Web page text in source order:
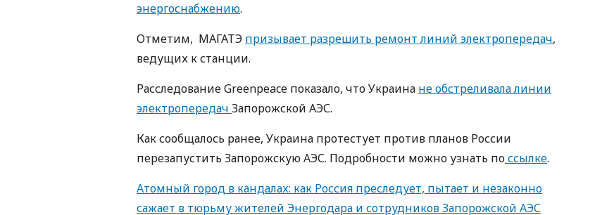
энергоснабжению.
Отметим, МАГАТЭ призывает разрешить ремонт линий электропередач,
ведущих к станции.
Расследование Greenpeace показало, что Украина не обстреливала линии
электропередач Запорожской АЭС.
Как сообщалось ранее, Украина протестует против планов России
перезапустить Запорожскую АЭС. Подробности можно узнать поссылке.
Атомный город в кандалах: как Россия преследует, пытает и незаконно
сажает в тюрьму жителей Энергодара и сотрудников Запорожской АЭС